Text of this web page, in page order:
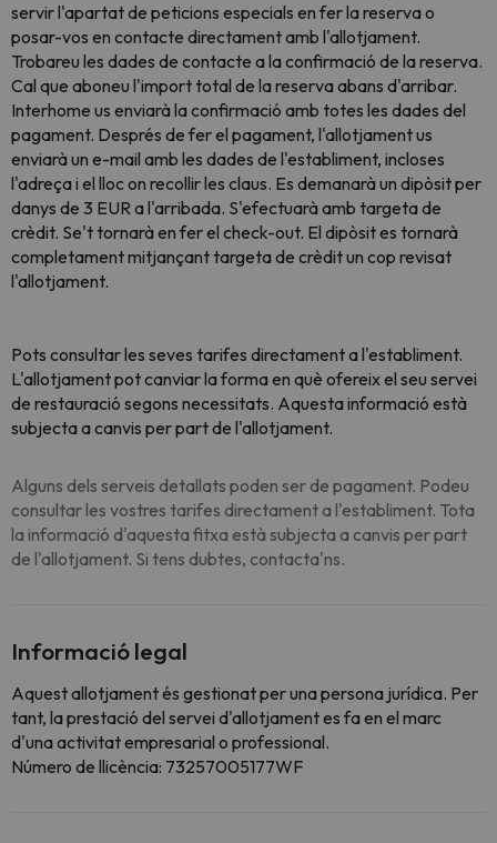
servir l'apartat de peticions especials en fer la reserva o
posar-vos en contacte directament amb l'allotjament.
Trobareu les dades de contacte a la confirmació de la reserva.
Cal que aboneu l'import total de la reserva abans d'arribar.
Interhome us enviarà la confirmació amb totes les dades del
pagament. Després de fer el pagament, l'allotjament us
enviarà un e-mail amb les dades de l'establiment, incloses
l'adreça i el lloc on recollir les claus. Es demanarà un dipòsit per
danys de 3 EUR a l'arribada. S'efectuarà amb targeta de
crèdit. Se't tornarà en fer el check-out. El dipòsit es tornarà
completament mitjançant targeta de crèdit un cop revisat
l'allotjament.
Pots consultar les seves tarifes directament a l'establiment.
L'allotjament pot canviar la forma en què ofereix el seu servei
de restauració segons necessitats. Aquesta informació està
subjecta a canvis per part de l'allotjament.
Alguns dels serveis detallats poden ser de pagament. Podeu
consultar les vostres tarifes directament a l'establiment. Tota
la informació d'aquesta fitxa està subjecta a canvis per part
de l'allotjament. Si tens dubtes, contacta'ns.
Informació legal
Aquest allotjament és gestionat per una persona jurídica. Per
tant, la prestació del servei d'allotjament es fa en el marc
d'una activitat empresarial o professional.
Número de llicència: 73257005177WF